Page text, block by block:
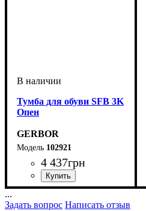
Тумба для обуви SFB 3K
Опен
GERBOR
102921
4 437грн
...
Задать вопрос Написать отзыв